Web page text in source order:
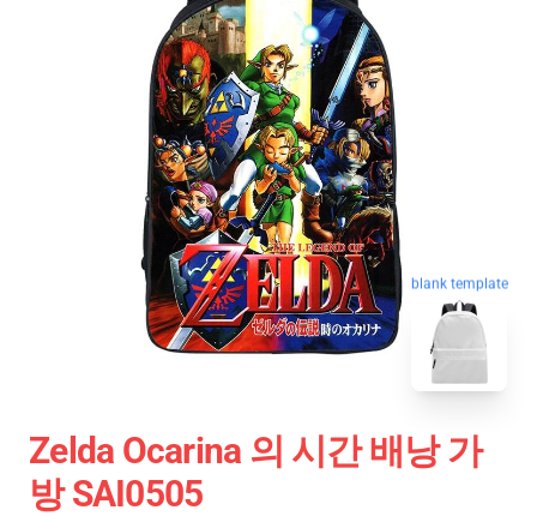
blank template
Zelda Ocarina 의 시간 배낭 가
방 SAI0505